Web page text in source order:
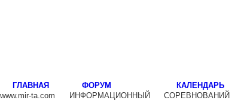
ГЛАВНАЯ
www.mir-ta.com
ФОРУМ
ИНФОРМАЦИОННЫЙ
КАЛЕНДАРЬ
СОРЕВНОВАНИЙ